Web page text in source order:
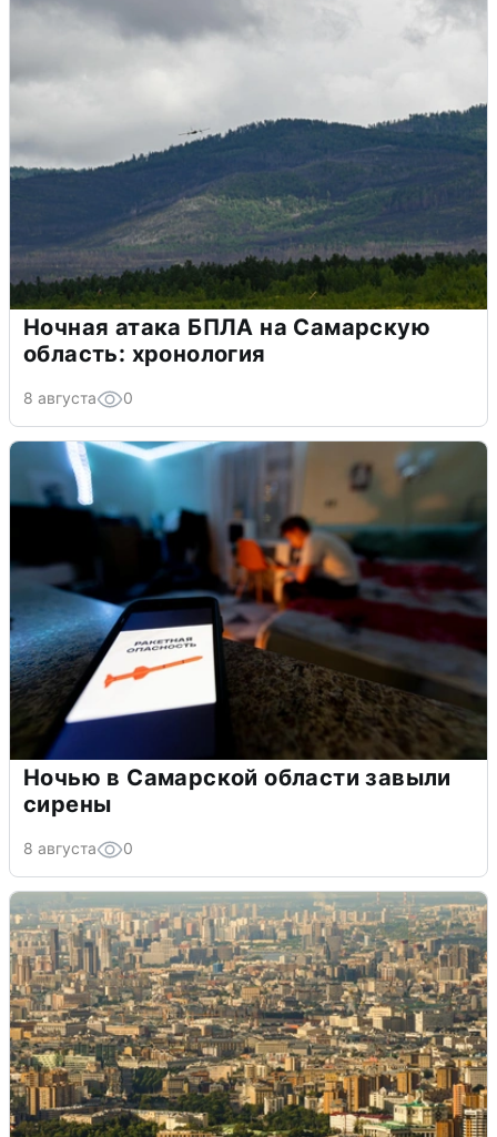
Ночная атака БПЛА на Самарскую
область: хронология
8 августа 0
Ночью в Самарской области завыли
сирены
8 августа 0